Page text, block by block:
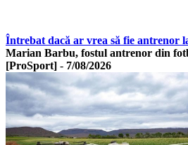
Întrebat dacă ar vrea să fie antrenor
Marian Barbu, fostul antrenor din
[ProSport] - 7/08/2026